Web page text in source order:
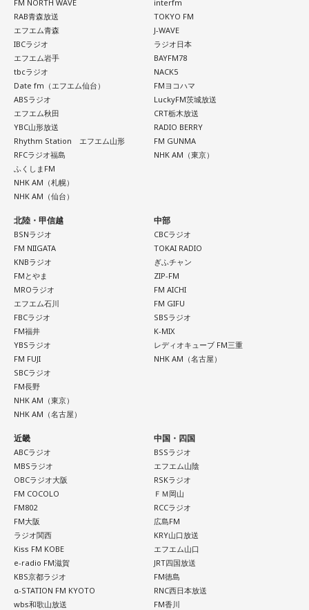
牛の握りが絶品」だと紹介。「炙りと生があるんですけど、
炙らないほうがおすすめです」と、地元ならではの楽しみ方
も教えてくれました。
さらに、「末廣ブルース」も外せない1軒です。建物のレトロ
感が魅力の豚串専門店で、「タンだとかハラミだとかハツ、
レバーとかを味わいながら、昔ながらの雰囲気が楽しめる」
と話します。「けっこうペッパーが強めで、かなりおいしい
豚串です」と太鼓判を押しました。
お気に入りのステーキ店を尋ねられると、ゴリさんは「エメ
ラルドです」と即答。なかでもプレミアムリブステーキにつ
いては、「脂の乗り方、柔らかさ、肉の質がもうレベルが違
た。
一方、「お手紙を書きたくなる場所」を尋ねられると、迷わ
ず「沖縄の海」と回答。水中眼鏡をつけて海に潜り、「音を
塞がれた瞬間に、幻想的な世界を勝手に水が演出してくれ
る」と表現します。さらに、水中から見上げる水面には「太
陽の光に反射した美しい光のライン」が広がり、「365日飽
きない。同じ顔を見せないんですよ、自然が」と、その美し
さを語りました。そして海へ向け、「『美しくいてくれてあ
りがとう』という手紙は書きたくなります」と、故郷への深
い愛情をのぞかせました。
最後に、ゴリさんが「今、想いを伝えたい方」として名前を
挙げたのは、ボクシング元世界王者の具志堅用高さんでし
た。今年で世界王座獲得から50年という節目の年を迎えるこ
とに触れ、「手紙を書きたい」と温かい想いを語りました。
＜番組概要＞
番組名：日本郵便 SUNDAY'S POST
放送日時：毎週日曜 15:00～15:50
パーソナリティ：小山薫堂、宇賀なつみ
番組Webサイト：
https://www.tfm.co.jp/post/
番組公式X：@sundayspost1
【4位】射手座（いて座）
「もっと面白いことがしたい！」という気持ちが未来を動か
します。今までのやり方にこだわらず、楽しそうな方へ進ん
でみると思わぬ展開が待っていそう。少し大胆なくらいで
OK。今日はこの夏やりたいことを一つ予定に書き込んでみ
て！
【5位】牡羊座（おひつじ座）
あなたの行動力が誰かの心に火をつける日。今日は周りの反
応を気にするより「私はこれがやりたい！」を大切にしてみ
て。あなたが楽しそうに動くほど仲間も集まってきそうで
す。今夜、明日すぐできる小さな一歩を決めてから寝てみて
ね。
【6位】獅子座（しし座）
太陽が獅子座を照らす今は、自分の人生を自分で演出してい
くとき。「もっと私らしくていい」と許可を出すことで魅力
が開いていきます。遠慮せず好きなことを表現してみて。夜
は理想の自分になったつもりで未来を想像してみましょう。
【7位】魚座（うお座）
直感の中に「これからの幸せ」のヒントが隠れていそう。損
得や正解より、なぜか惹かれるものを大切にしてみてくださ
い。心が喜ぶ選択が新しいご縁につながるかも。夜は好きな
音楽を聴きながら、叶えたい未来をイメージしてね。
【8位】乙女座（おとめ座）
「ちゃんとしなきゃ」を少し緩めると、毎日がもっと楽しく
なりそうです。効率や正しさだけではなく、自分が心地よく
続けられる方法を探してみて。仕事のやり方を変えるのもお
すすめ。今日は一つだけ「やらなくていいこと」を決めてみ
ましょう。
【9位】牡牛座（おうし座）
いつもの安心感から少しだけ外へ出てみると、新しい楽しみ
が見つかりそう。大きく変える必要はありません。「ちょっ
と気になる」を試してみるくらいで十分です。今日は行って
みたいお店や場所を一つ探して、誰かを誘ってみてくださ
い。
FM NORTH WAVE
RAB青森放送
エフエム青森
IBCラジオ
エフエム岩手
tbcラジオ
Date fm（エフエム仙台）
ABSラジオ
エフエム秋田
YBC山形放送
Rhythm Station エフエム山形
RFCラジオ福島
ふくしまFM
NHK AM（札幌）
NHK AM（仙台）
interfm
TOKYO FM
J-WAVE
ラジオ日本
BAYFM78
NACK5
FMヨコハマ
LuckyFM茨城放送
CRT栃木放送
RADIO BERRY
FM GUNMA
NHK AM（東京）
北陸・甲信越
BSNラジオ
FM NIIGATA
KNBラジオ
FMとやま
MROラジオ
エフエム石川
FBCラジオ
FM福井
YBSラジオ
FM FUJI
SBCラジオ
FM長野
NHK AM（東京）
NHK AM（名古屋）
中部
CBCラジオ
TOKAI RADIO
ぎふチャン
ZIP-FM
FM AICHI
FM GIFU
SBSラジオ
K-MIX
レディオキューブ FM三重
NHK AM（名古屋）
近畿
ABCラジオ
MBSラジオ
OBCラジオ大阪
FM COCOLO
FM802
FM大阪
ラジオ関西
Kiss FM KOBE
e-radio FM滋賀
KBS京都ラジオ
α-STATION FM KYOTO
wbs和歌山放送
中国・四国
BSSラジオ
エフエム山陰
RSKラジオ
ＦＭ岡山
RCCラジオ
広島FM
KRY山口放送
エフエム山口
JRT四国放送
FM徳島
RNC西日本放送
FM香川